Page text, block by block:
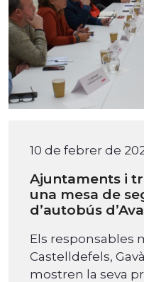
10 de febrer de
Ajuntaments i
una mesa de
d’autobús
Els responsables
Castelldefels,
mostren la seva